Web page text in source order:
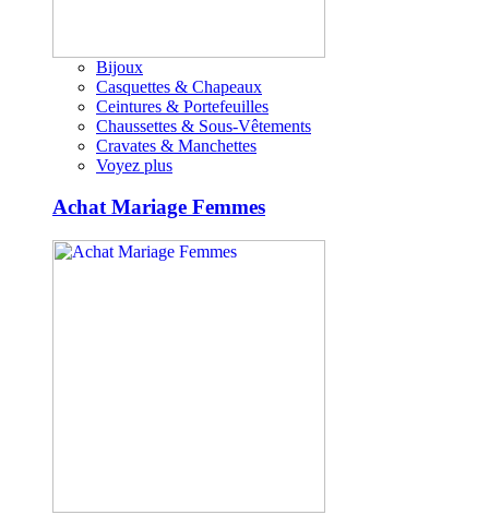
Bijoux
Casquettes & Chapeaux
Ceintures & Portefeuilles
Chaussettes & Sous-Vêtements
Cravates & Manchettes
Voyez plus
Achat Mariage Femmes